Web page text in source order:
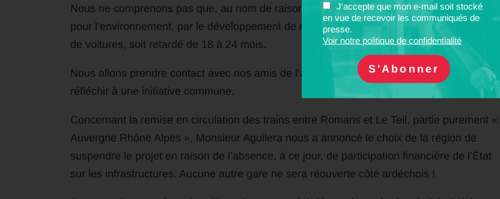
J'accepte que mon e-mail soit stocké
en vue de recevoir les communiqués de
presse.
Voir notre politique de confidentialité
Nous ne comprenons pas que, au nom de raisons environnementales, un projet vertueux
pour l’environnement, par le développement de mobilités douces et la réduction du nombre
de voitures, soit retardé de 18 à 24 mois.
Nous allons prendre contact avec nos amis de l’association gardoise des usagers pour
réfléchir à une initiative commune.
Concernant la remise en circulation des trains entre Romans et Le Teil, partie purement «
Auvergne Rhône Alpes », Monsieur Aguilera nous a annoncé le choix de la région de
suspendre le projet en raison de l’absence, à ce jour, de participation financière de l’État
sur les infrastructures. Aucune autre gare ne sera réouverte côté ardéchois !